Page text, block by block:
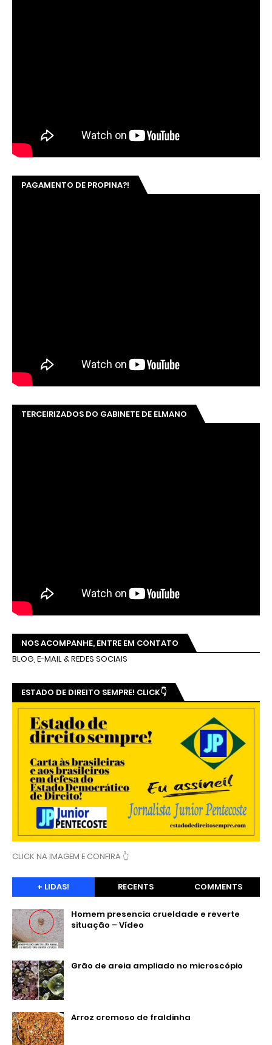
PAGAMENTO DE PROPINA?!
TERCEIRIZADOS DO GABINETE DE ELMANO
NOS ACOMPANHE, ENTRE EM CONTATO
BLOG, E-MAIL & REDES SOCIAIS
ESTADO DE DIREITO SEMPRE! CLICK👇
CLICK NA IMAGEM E CONFIRA 👆
+ LIDAS! RECENTS COMMENTS
Homem presencia crueldade e reverte
situação – Vídeo
Grão de areia ampliado no microscópio
Arroz cremoso de fraldinha